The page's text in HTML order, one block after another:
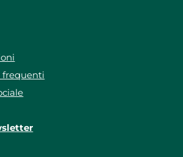
frequenti